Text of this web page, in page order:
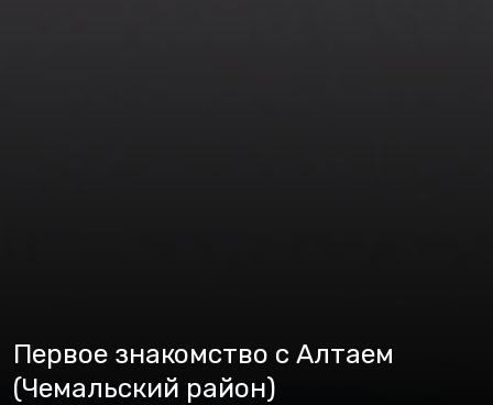
Первое знакомство с Алтаем
(Чемальский район)